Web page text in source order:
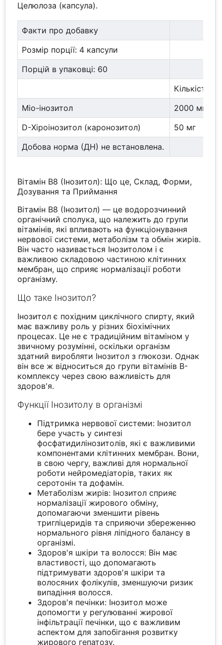
Целюлоза (капсула).
Факти про добавку
Розмір порції: 4 капсули
Порцій в упаковці: 60
Кількість
Міо-інозитол
2000 мг
D-Хіроінозитол (каронозитол)
50 мг
Добова норма (ДН) не встановлена.
Вітамін B8 (Інозитол): Що це, Склад, Форми,
Дозування та Приймання
Вітамін B8 (Інозитол) — це водорозчинний
органічний сполука, що належить до групи
вітамінів, які впливають на функціонування
нервової системи, метаболізм та обмін жирів.
Він часто називається Інозитолом і є
важливою складовою частиною клітинних
мембран, що сприяє нормалізації роботи
організму.
Що таке Інозитол?
Інозитол є похідним циклічного спирту, який
має важливу роль у різних біохімічних
процесах. Це не є традиційним вітаміном у
звичному розумінні, оскільки організм
здатний виробляти Інозитол з глюкози. Однак
він все ж відноситься до групи вітамінів B-
комплексу через свою важливість для
здоров'я.
Функції Інозитолу в організмі
Підтримка нервової системи: Інозитол
бере участь у синтезі
фосфатидилінозитолів, які є важливими
компонентами клітинних мембран. Вони,
в свою чергу, важливі для нормальної
роботи нейромедіаторів, таких як
серотонін та дофамін.
Метаболізм жирів: Інозитол сприяє
нормалізації жирового обміну,
допомагаючи зменшити рівень
тригліцеридів та сприяючи збереженню
нормального рівня ліпідного балансу в
організмі.
Здоров'я шкіри та волосся: Він має
властивості, що допомагають
підтримувати здоров'я шкіри та
волосяних фолікулів, зменшуючи ризик
випадіння волосся.
Здоров'я печінки: Інозитол може
допомогти у регулюванні жирової
інфільтрації печінки, що є важливим
аспектом для запобігання розвитку
жирового гепатозу.